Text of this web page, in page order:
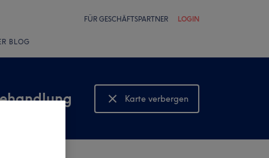
FÜR GESCHÄFTSPARTNER LOGIN
BLOG
Karte verbergen
Karte anzeigen